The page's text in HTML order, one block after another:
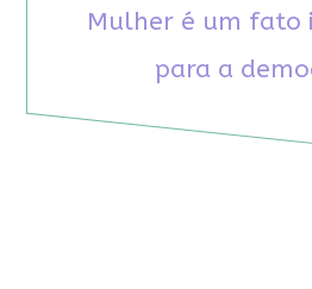
Mulher é um fato
para a